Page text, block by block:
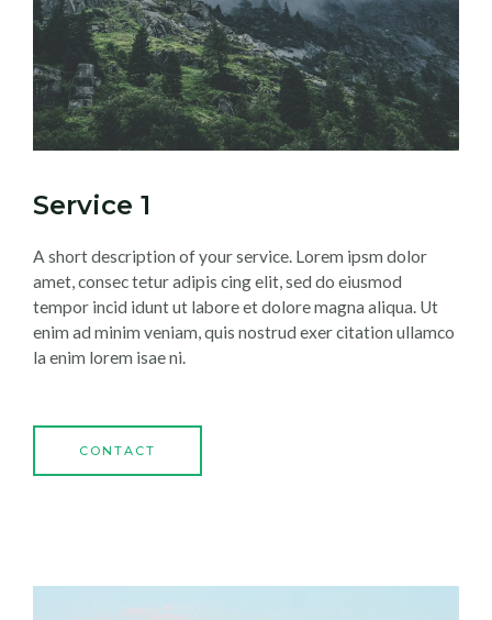
Service 1
A short description of your service. Lorem ipsm dolor
amet, consec tetur adipis cing elit, sed do eiusmod
tempor incid idunt ut labore et dolore magna aliqua. Ut
enim ad minim veniam, quis nostrud exer citation ullamco
la enim lorem isae ni.
CONTACT